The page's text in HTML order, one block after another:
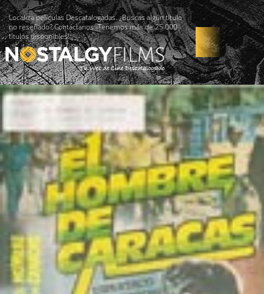
Localiza películas Descatalogadas. ¿Buscas algún título
no reseñado? Contáctanos -Tenemos más de 25.000
títulos disponibles!